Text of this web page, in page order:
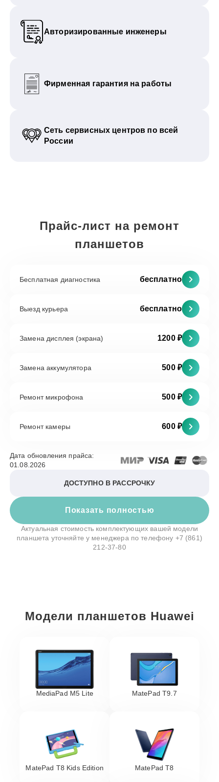
Авторизированные инженеры
Фирменная гарантия на работы
Сеть сервисных центров по всей
России
Прайс-лист на ремонт
планшетов
Бесплатная диагностика бесплатно
Выезд курьера бесплатно
Замена дисплея (экрана) 1200 ₽
Замена аккумулятора 500 ₽
Ремонт микрофона 500 ₽
Ремонт камеры 600 ₽
Показать полностью
Дата обновления прайса:
01.08.2026
ДОСТУПНО В РАССРОЧКУ
Актуальная стоимость комплектующих вашей модели
планшета уточняйте у менеджера по телефону +7 (861)
212-37-80
Модели планшетов Huawei
MediaPad M5 Lite MatePad T9.7
MatePad T8 Kids Edition MatePad T8